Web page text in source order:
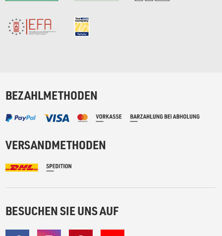
BEZAHLMETHODEN
VERSANDMETHODEN
BESUCHEN SIE UNS AUF